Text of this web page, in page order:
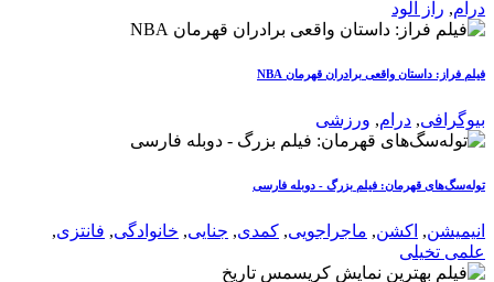
درام, راز آلود
فیلم فراز: داستان واقعی برادران قهرمان NBA
بیوگرافی, درام, ورزشی
توله‌سگ‌های قهرمان: فیلم بزرگ - دوبله فارسی
انیمیشن, اکشن, ماجراجویی, کمدی, جنایی, خانوادگی, فانتزی,
علمی تخیلی